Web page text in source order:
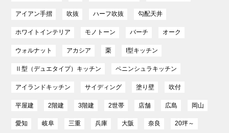
アイアン手摺 吹抜 ハーフ吹抜 勾配天井
ホワイトインテリア モノトーン バーチ オーク
ウォルナット アカシア 栗 I型キッチン
Ⅱ型（デュエタイプ）キッチン ペニンシュラキッチン
アイランドキッチン サイディング 塗り壁 吹付
平屋建 2階建 3階建 2世帯 店舗 広島 岡山
愛知 岐阜 三重 兵庫 大阪 奈良 20坪～